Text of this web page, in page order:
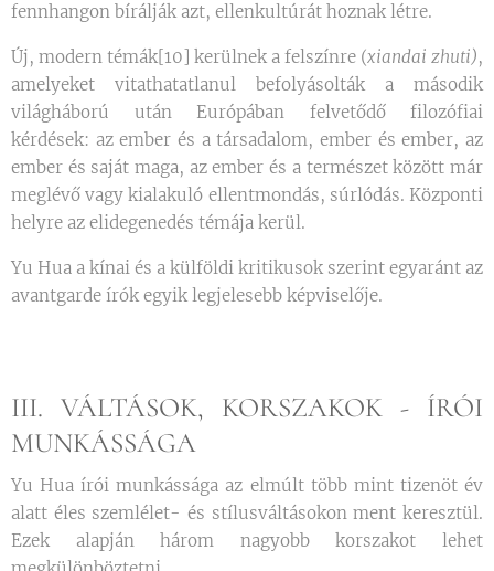
fennhangon bírálják azt, ellenkultúrát hoznak létre.
Új, modern témák[10] kerülnek a felszínre (xiandai zhuti),
amelyeket vitathatatlanul befolyásolták a második
világháború után Európában felvetődő filozófiai
kérdések: az ember és a társadalom, ember és ember, az
ember és saját maga, az ember és a természet között már
meglévő vagy kialakuló ellentmondás, súrlódás. Központi
helyre az elidegenedés témája kerül.
Yu Hua a kínai és a külföldi kritikusok szerint egyaránt az
avantgarde írók egyik legjelesebb képviselője.
III. VÁLTÁSOK, KORSZAKOK - ÍRÓI
MUNKÁSSÁGA
Yu Hua írói munkássága az elmúlt több mint tizenöt év
alatt éles szemlélet- és stílusváltásokon ment keresztül.
Ezek alapján három nagyobb korszakot lehet